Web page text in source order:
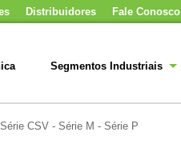
Distribuidores Fale Conosco
Segmentos Industriais
CSV - Série M - Série P